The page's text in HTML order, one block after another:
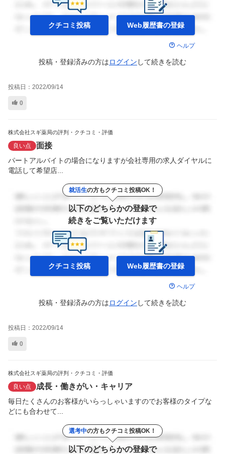
クチコミ投稿 Web履歴書の登録
ヘルプ
投稿・登録済みの方はログイン して続きを読む
投稿日： 2022/09/14
0
株式会社スギ薬局の評判・クチコミ・評価
良い点 面接
パートアルバイトの場合になりますが会社専用の求人ダイヤルに
電話して希望店...
就活生の方もクチコミ投稿OK！
以下のどちらかの登録で
続きをご覧いただけます
クチコミ投稿 Web履歴書の登録
ヘルプ
投稿・登録済みの方はログイン して続きを読む
投稿日： 2022/09/14
0
株式会社スギ薬局の評判・クチコミ・評価
良い点 成長・働きがい・キャリア
毎日たくさんのお客様がいらっしゃいますのでお客様のタイプな
どにも合わせて...
選考中の方もクチコミ投稿OK！
以下のどちらかの登録で